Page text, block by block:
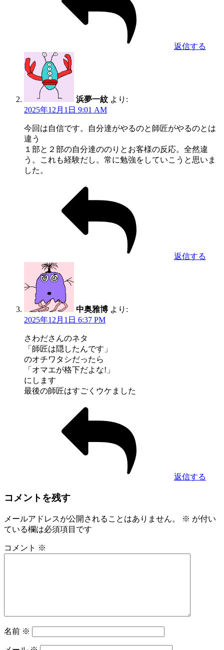
返信する
浜夢一紋 より:
2025年12月1日 9:01 AM
今回は自信です。自分達がやるのと師匠がやるのとは
違う
１部と２部の自分達ののりとお客様の反応。全然違
う。これも経験だし。常に勉強をしていこうと思いま
した。
返信する
中奥雅博 より:
2025年12月1日 6:37 PM
さわださんのネタ
「師匠は隠したんです」
のオチワタシだったら
「オマエが格下だよな!」
にします
最後の師匠はすごくウケました
返信する
コメントを残す
メールアドレスが公開されることはありません。 ※ が付い
ている欄は必須項目です
コメント ※
名前 ※